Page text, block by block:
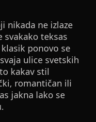
nikada ne izlaze
svakako teksas
ponovo se
ulice svetskih
kakav stil
romantičan ili
jakna lako se